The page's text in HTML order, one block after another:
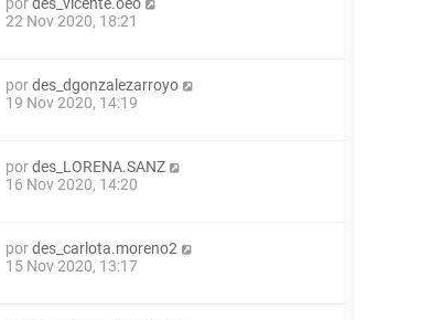
22 Nov 2020, 18:21
pordes_dgonzalezarroyo
19 Nov 2020, 14:19
pordes_LORENA.SANZ
16 Nov 2020, 14:20
pordes_carlota.moreno2
15 Nov 2020, 13:17